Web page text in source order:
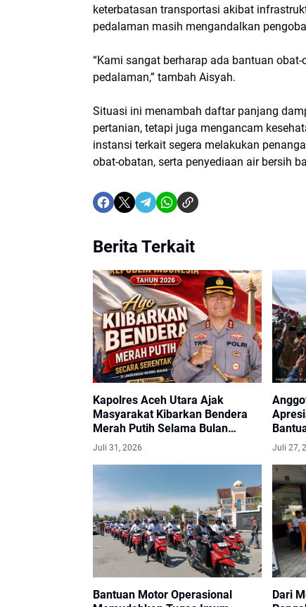
keterbatasan transportasi akibat
pedalaman masih mengandalkan
“Kami sangat berharap ada bantuan
pedalaman,” tambah Aisyah.
Situasi ini menambah daftar panjang
pertanian, tetapi juga mengancam
instansi terkait segera melakukan
obat-obatan, serta penyediaan air bersih
Berita Terkait
Kapolres Aceh Utara Ajak
Masyarakat Kibarkan Bendera
Merah Putih Selama Bulan
Agustus
Juli 31, 2026
untuk
Juli 27,
Bantuan Motor Operasional
Dari